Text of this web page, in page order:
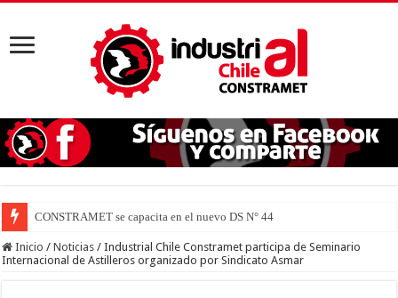
CONSTRAMET se capacita en el nuevo DS N° 44 para defender la
Inicio / Noticias / Industrial Chile Constramet participa de Seminario
Internacional de Astilleros organizado por Sindicato Asmar